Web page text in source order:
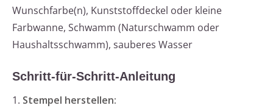
Wunschfarbe(n), Kunststoffdeckel oder kleine
Farbwanne, Schwamm (Naturschwamm oder
Haushaltsschwamm), sauberes Wasser
Schritt-für-Schritt-Anleitung
1. Stempel herstellen: